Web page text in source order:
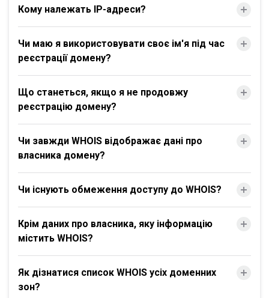
Кому належать IP-адреси?
Чи маю я використовувати своє ім'я під час
реєстрації домену?
Що станеться, якщо я не продовжу
реєстрацію домену?
Чи завжди WHOIS відображає дані про
власника домену?
Чи існують обмеження доступу до WHOIS?
Крім даних про власника, яку інформацію
містить WHOIS?
Як дізнатися список WHOIS усіх доменних
зон?